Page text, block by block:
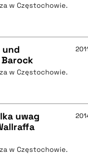
w Częstochowie.
und
w Częstochowie.
uwag
w Częstochowie.